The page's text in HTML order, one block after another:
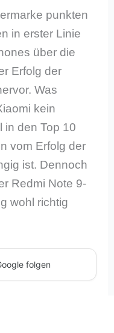
punkten
in erster Linie
über die
Erfolg der
Was
kein
in den Top 10
vom Erfolg der
ist. Dennoch
Redmi Note 9-
wohl richtig
folgen